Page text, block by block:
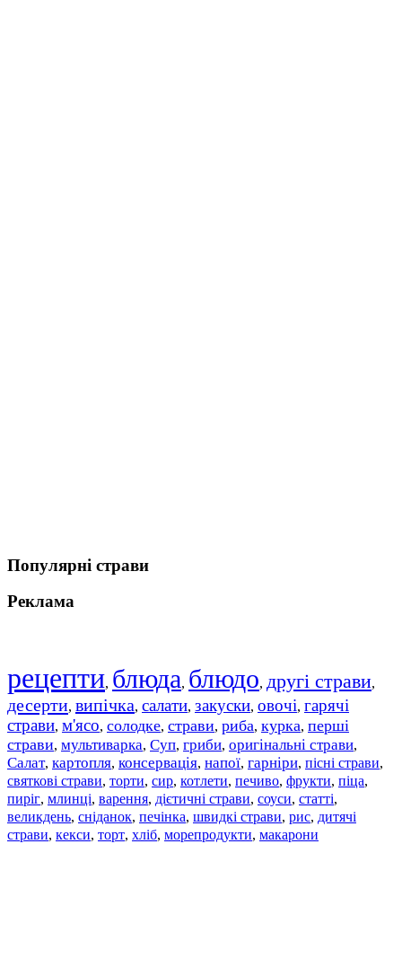
Популярні страви
Реклама
рецепти, блюда, блюдо, другі страви,
десерти, випічка, салати, закуски, овочі, гарячі
страви, м'ясо, солодке, страви, риба, курка, перші
страви, мультиварка, Суп, гриби, оригінальні страви,
Салат, картопля, консервація, напої, гарніри, пісні страви,
святкові страви, торти, сир, котлети, печиво, фрукти, піца,
пиріг, млинці, варення, дієтичні страви, соуси, статті,
великдень, сніданок, печінка, швидкі страви, рис, дитячі
страви, кекси, торт, хліб, морепродукти, макарони